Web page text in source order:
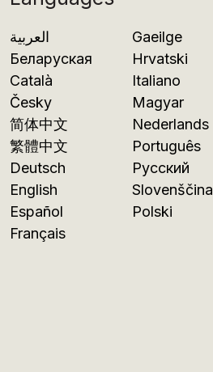
العربية
Беларуская
Català
Česky
简体中文
繁體中文
Deutsch
English
Español
Français
Gaeilge
Hrvatski
Italiano
Magyar
Nederlands
Português
Русский
Slovenščina
Polski